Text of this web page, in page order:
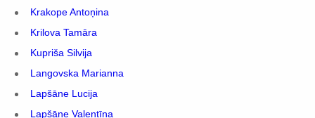
Krakope Antoņina
Krilova Tamāra
Kupriša Silvija
Langovska Marianna
Lapšāne Lucija
Lapšāne Valentīna